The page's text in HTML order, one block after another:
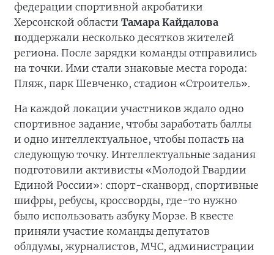
федерации спортивной акробатики
Херсонской области Тамара Кайдалова
поддержали несколько десятков жителей
региона. После зарядки команды отправились
на точки. Ими стали знаковые места города:
Пляж, парк Шевченко, стадион «Строитель».
На каждой локации участников ждало одно
спортивное задание, чтобы заработать баллы
и одно интеллектуальное, чтобы попасть на
следующую точку. Интеллектуальные задания
подготовили активисты «Молодой Гвардии
Единой России»: спорт-сканворд, спортивные
шифры, ребусы, кроссворды, где-то нужно
было использовать азбуку Морзе. В квесте
приняли участие команды депутатов
облдумы, журналистов, МЧС, администрации